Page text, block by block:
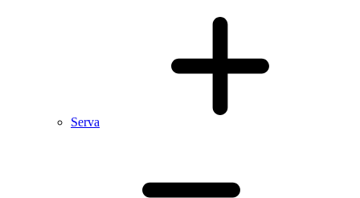
Serva